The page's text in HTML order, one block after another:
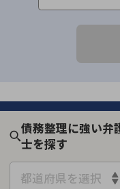
債務整理に強い弁
士を探す
都道府県を選択